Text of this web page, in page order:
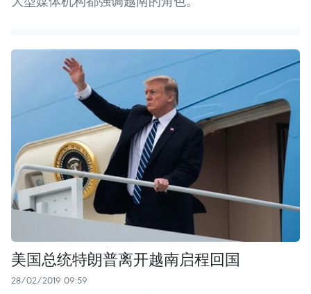
美国总统特朗普离开越南启程回国
28/02/2019 09:59